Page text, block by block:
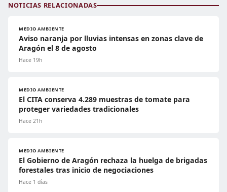
NOTICIAS RELACIONADAS
MEDIO AMBIENTE
Aviso naranja por lluvias intensas en zonas clave de
Aragón el 8 de agosto
Hace 19h
MEDIO AMBIENTE
El CITA conserva 4.289 muestras de tomate para
proteger variedades tradicionales
Hace 21h
MEDIO AMBIENTE
El Gobierno de Aragón rechaza la huelga de brigadas
forestales tras inicio de negociaciones
Hace 1 días